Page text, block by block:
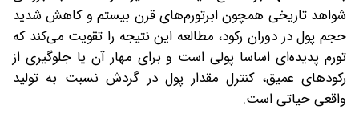
شواهد تاریخی همچون ابرتورم‌های قرن بیستم و کاهش شدید
حجم پول در دوران رکود، مطالعه این نتیجه را تقویت می‌کند که
تورم پدیده‌ای اساسا پولی است و برای مهار آن یا جلوگیری از
رکودهای عمیق، کنترل مقدار پول در گردش نسبت به تولید
واقعی حیاتی است.